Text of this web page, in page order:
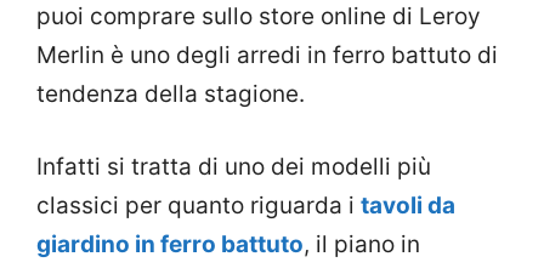
puoi comprare sullo store online di Leroy
Merlin è uno degli arredi in ferro battuto di
tendenza della stagione.
Infatti si tratta di uno dei modelli più
classici per quanto riguarda i tavoli da
giardino in ferro battuto, il piano in